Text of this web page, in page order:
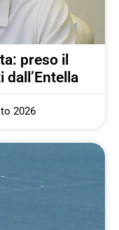
preso il
2026